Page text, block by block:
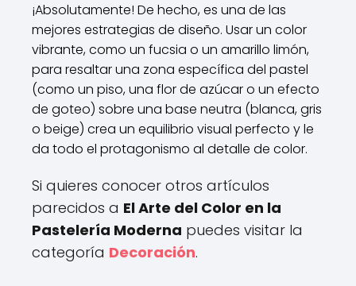
¡Absolutamente! De hecho, es una de las
mejores estrategias de diseño. Usar un color
vibrante, como un fucsia o un amarillo limón,
para resaltar una zona específica del pastel
(como un piso, una flor de azúcar o un efecto
de goteo) sobre una base neutra (blanca, gris
o beige) crea un equilibrio visual perfecto y le
da todo el protagonismo al detalle de color.
Si quieres conocer otros artículos
parecidos a El Arte del Color en la
Pastelería Moderna puedes visitar la
categoría Decoración.